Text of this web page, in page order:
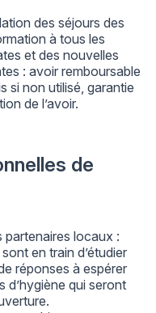
des séjours des
à tous les
et des nouvelles
: avoir remboursable
si non utilisé, garantie
de l’avoir.
de
partenaires locaux :
en train d’étudier
réponses à espérer
d’hygiène qui seront